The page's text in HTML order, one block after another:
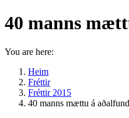
40 manns
You are here:
Heim
Fréttir
Fréttir 2015
40 manns mættu á aðalfund